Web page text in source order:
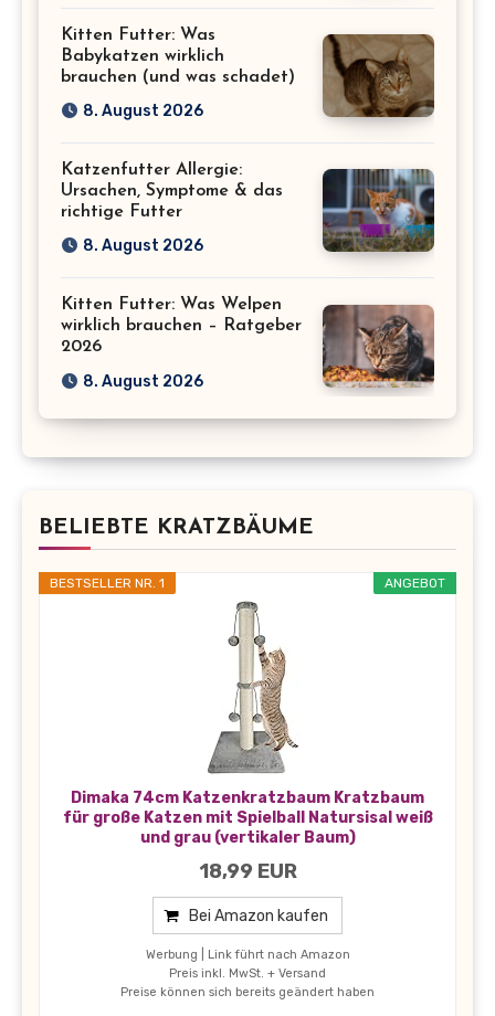
Kitten Futter: Was
Babykatzen wirklich
brauchen (und was schadet)
8. August 2026
Katzenfutter Allergie:
Ursachen, Symptome & das
richtige Futter
8. August 2026
Kitten Futter: Was Welpen
wirklich brauchen – Ratgeber
2026
8. August 2026
BELIEBTE KRATZBÄUME
ANGEBOT
BESTSELLER NR. 1
Dimaka 74cm Katzenkratzbaum Kratzbaum
für große Katzen mit Spielball Natursisal weiß
und grau (vertikaler Baum)
18,99 EUR
Bei Amazon kaufen
Werbung | Link führt nach Amazon
Preis inkl. MwSt. + Versand
Preise können sich bereits geändert haben